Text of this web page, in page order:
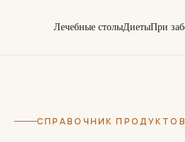
Лечебные столыДиетыПри
СПРАВОЧНИК